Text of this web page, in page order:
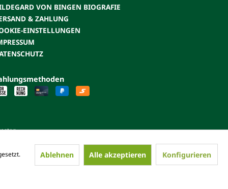
VON BINGEN BIOGRAFIE
& ZAHLUNG
EINSTELLUNGEN
Ablehnen Alle akzeptieren Konfigurieren